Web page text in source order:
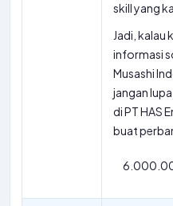
skill yang
Jadi, kalau
informasi
Musashi
jangan
di PT HAS
buat